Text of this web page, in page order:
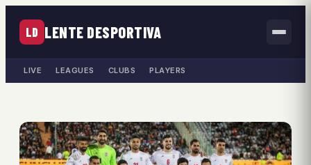
LD LENTE DESPORTIVA
LIVE LEAGUES CLUBS PLAYERS